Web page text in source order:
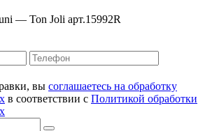
— Ton Joli арт.15992R
вы соглашаетесь на обработку
в соответствии с Политикой обработки